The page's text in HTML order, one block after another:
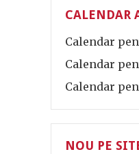
CALENDAR
Calendar
Calendar
Calendar
NOU PE